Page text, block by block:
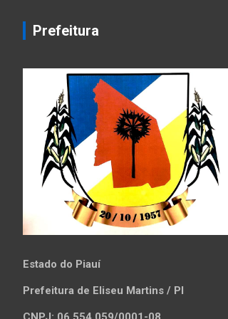
Prefeitura
Estado do Piauí
Prefeitura de Eliseu Martins / PI